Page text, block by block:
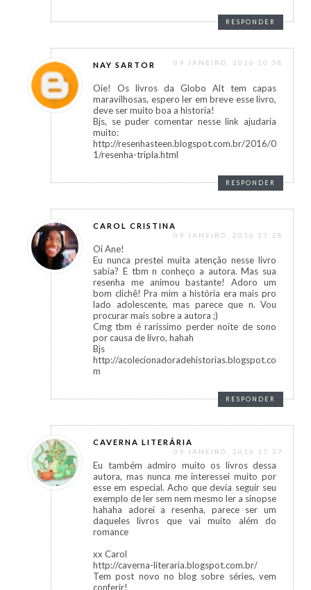
RESPONDER
NAY SARTOR 09 JANEIRO, 2016 10:58
Oie! Os livros da Globo Alt tem capas
maravilhosas, espero ler em breve esse livro,
deve ser muito boa a historia!
Bjs, se puder comentar nesse link ajudaria
muito:
http://resenhasteen.blogspot.com.br/2016/0
1/resenha-tripla.html
RESPONDER
CAROL CRISTINA
09 JANEIRO, 2016 13:28
Oi Ane!
Eu nunca prestei muita atenção nesse livro
sabia? E tbm n conheço a autora. Mas sua
resenha me animou bastante! Adoro um
bom clichê! Pra mim a história era mais pro
lado adolescente, mas parece que n. Vou
procurar mais sobre a autora ;)
Cmg tbm é raríssimo perder noite de sono
por causa de livro, hahah
Bjs
http://acolecionadoradehistorias.blogspot.co
m
RESPONDER
CAVERNA LITERÁRIA
09 JANEIRO, 2016 17:37
Eu também admiro muito os livros dessa
autora, mas nunca me interessei muito por
esse em especial. Acho que devia seguir seu
exemplo de ler sem nem mesmo ler a sinopse
hahaha adorei a resenha, parece ser um
daqueles livros que vai muito além do
romance
xx Carol
http://caverna-literaria.blogspot.com.br/
Tem post novo no blog sobre séries, vem
conferir!